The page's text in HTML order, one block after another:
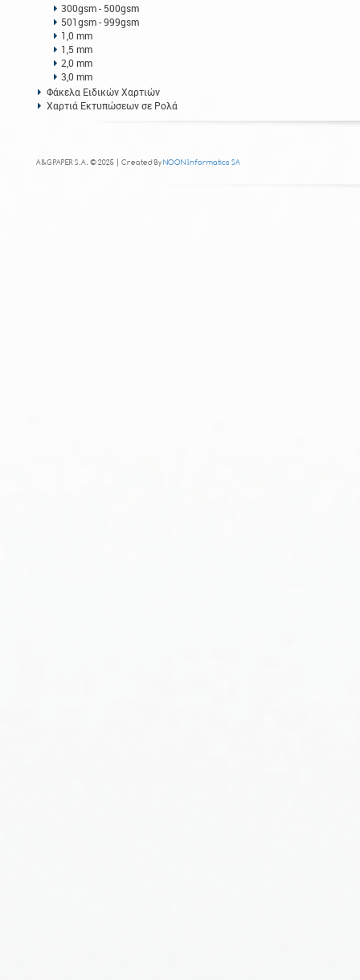
300gsm - 500gsm
501gsm - 999gsm
1,0 mm
1,5 mm
2,0 mm
3,0 mm
Φάκελα Ειδικών Χαρτιών
Χαρτιά Εκτυπώσεων σε Ρολά
A&G PAPER S.A. © 2025 | Created ByNOON Informatics SA